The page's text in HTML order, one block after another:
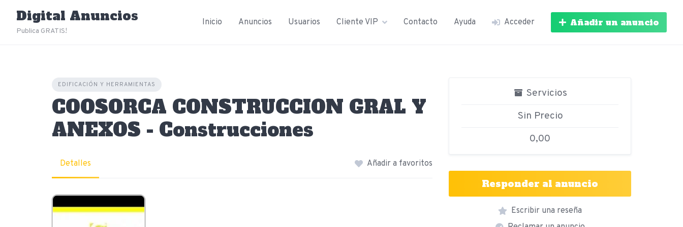
content
Digital Anuncios
Publica GRATIS!
Inicio Anuncios Usuarios Cliente VIP Contacto Ayuda Acceder Añadir un anuncio
EDIFICACIÓN Y HERRAMIENTAS
COOSORCA CONSTRUCCION GRAL Y
ANEXOS - Construcciones
Detalles Añadir a favoritos
Servicios
Sin Precio
0,00
Responder al anuncio
Escribir una reseña